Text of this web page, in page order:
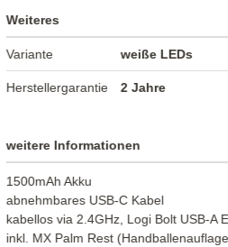
Weiteres
Variante weiße LEDs
Herstellergarantie 2 Jahre
weitere Informationen
1500mAh Akku
abnehmbares USB-C Kabel
kabellos via 2.4GHz, Logi Bolt USB-A
inkl. MX Palm Rest